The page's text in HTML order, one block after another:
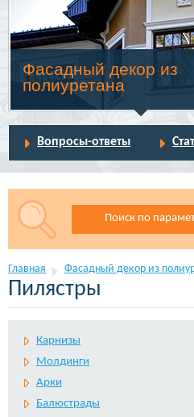
Фасадный декор из
полиуретана
Вопросы-ответы
Поиск по
Главная Фасадный декор из
Пилястры
Карнизы
Молдинги
Арки
Балюстрады